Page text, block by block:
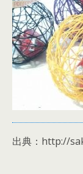
出典：http://